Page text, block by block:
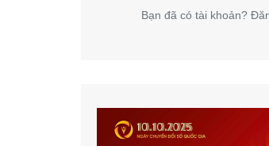
Bạn đã có tài khoản?